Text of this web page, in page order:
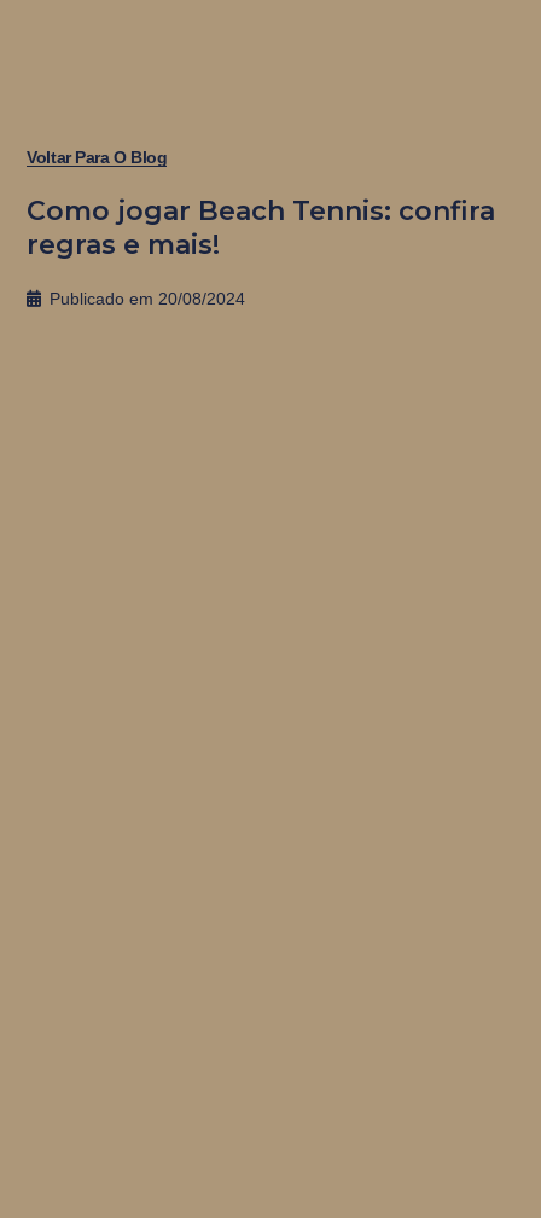
Voltar Para O Blog
Como jogar Beach Tennis: confira
regras e mais!
Publicado em 20/08/2024